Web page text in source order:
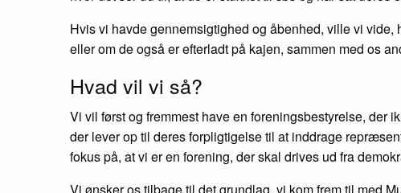
Hvis vi havde gennemsigtighed og åbenhed, ville vi
eller om de også er efterladt på kajen, sammen med os
Hvad vil vi så?
Vi vil først og fremmest have en foreningsbestyrelse, der
der lever op til deres forpligtigelse til at inddrage
fokus på, at vi er en forening, der skal drives ud fra
Vi ønsker os tilbage til det grundlag, vi kom frem til med